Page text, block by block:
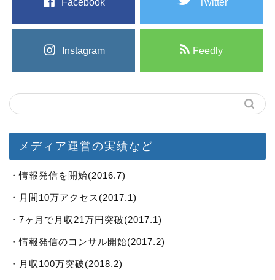
Instagram Feedly
メディア運営の実績など
・情報発信を開始(2016.7)
・月間10万アクセス(2017.1)
・7ヶ月で月収21万円突破(2017.1)
・情報発信のコンサル開始(2017.2)
・月収100万突破(2018.2)